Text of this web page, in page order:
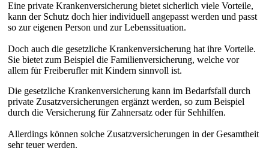
Eine private Krankenversicherung bietet sicherlich viele Vorteile,
kann der Schutz doch hier individuell angepasst werden und passt
so zur eigenen Person und zur Lebenssituation.
Doch auch die gesetzliche Krankenversicherung hat ihre Vorteile.
Sie bietet zum Beispiel die Familienversicherung, welche vor
allem für Freiberufler mit Kindern sinnvoll ist.
Die gesetzliche Krankenversicherung kann im Bedarfsfall durch
private Zusatzversicherungen ergänzt werden, so zum Beispiel
durch die Versicherung für Zahnersatz oder für Sehhilfen.
Allerdings können solche Zusatzversicherungen in der Gesamtheit
sehr teuer werden.